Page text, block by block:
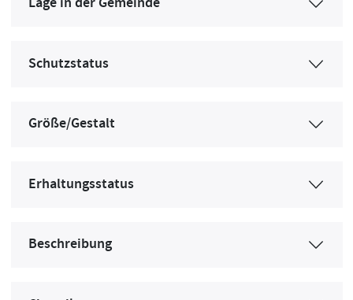
Schutzstatus
Größe/Gestalt
Erhaltungsstatus
Beschreibung